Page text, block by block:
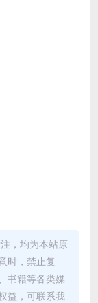
，均为本站原
时，禁止复
书籍等各类媒
益，可联系我